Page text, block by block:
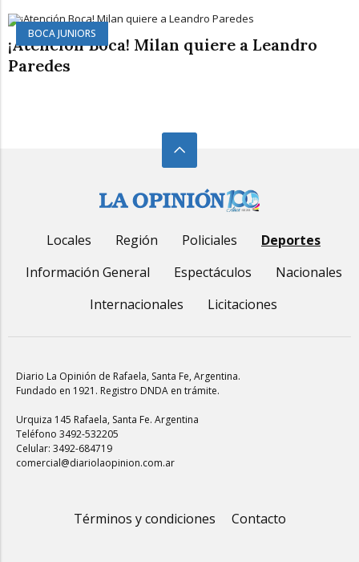
BOCA JUNIORS
¡Atención Boca! Milan quiere a Leandro
Paredes
Locales Región Policiales
Deportes
Información General
Espectáculos
Nacionales
Internacionales
Licitaciones
Diario La Opinión de Rafaela, Santa Fe, Argentina.
Fundado en 1921. Registro DNDA en trámite.
Urquiza 145 Rafaela, Santa Fe. Argentina
Teléfono 3492-532205
Celular: 3492-684719
comercial@diariolaopinion.com.ar
Términos y condiciones Contacto